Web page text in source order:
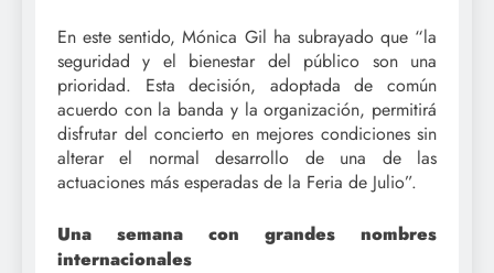
En este sentido, Mónica Gil ha subrayado que “la
seguridad y el bienestar del público son una
prioridad. Esta decisión, adoptada de común
acuerdo con la banda y la organización, permitirá
disfrutar del concierto en mejores condiciones sin
alterar el normal desarrollo de una de las
actuaciones más esperadas de la Feria de Julio”.
Una semana con grandes nombres
internacionales